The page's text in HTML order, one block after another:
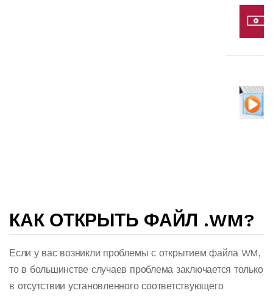
КАК ОТКРЫТЬ ФАЙЛ .WM?
Если у вас возникли проблемы с открытием файла WM,
то в большинстве случаев проблема заключается только
в отсутствии установленного соответствующего